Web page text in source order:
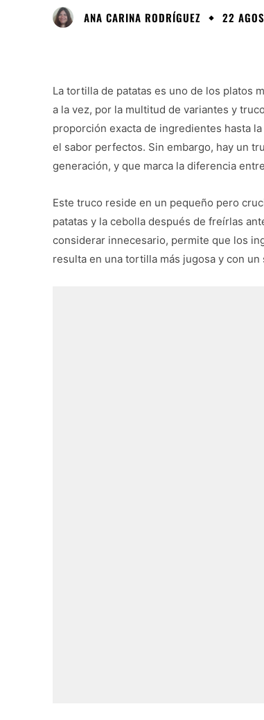
ANA CARINA RODRÍGUEZ 22
La tortilla de patatas es uno de los platos
a la vez, por la multitud de variantes y
proporción exacta de ingredientes hasta la
el sabor perfectos. Sin embargo, hay un
generación, y que marca la diferencia
Este truco reside en un pequeño pero
patatas y la cebolla después de freírlas
considerar innecesario, permite que los
resulta en una tortilla más jugosa y con un